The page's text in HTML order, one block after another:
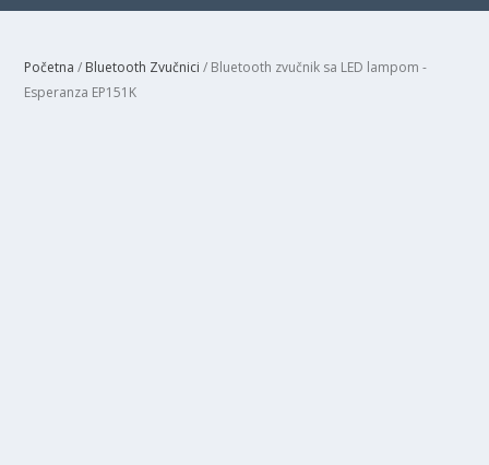
Početna / Bluetooth Zvučnici / Bluetooth zvučnik sa LED lampom -
Esperanza EP151K